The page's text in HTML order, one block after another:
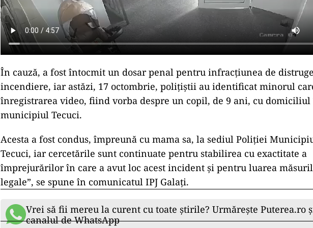
În cauză, a fost întocmit un dosar penal pentru infracţiunea de
incendiere, iar astăzi, 17 octombrie, poliţiştii au identificat minorul
înregistrarea video, fiind vorba despre un copil, de 9 ani, cu
municipiul Tecuci.
Acesta a fost condus, împreună cu mama sa, la sediul Poliţiei
Tecuci, iar cercetările sunt continuate pentru stabilirea cu exactitate a
împrejurărilor în care a avut loc acest incident şi pentru luarea
legale”, se spune în comunicatul IPJ Galaţi.
Vrei să fii mereu la curent cu toate știrile? Urmărește Puterea.ro
canalul de WhatsApp